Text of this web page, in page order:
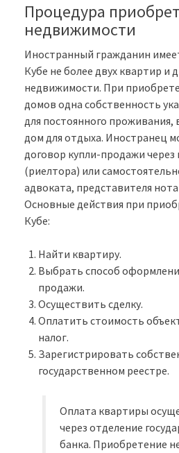
Процедура
недвижимости
Иностранный гражданин
Кубе не более двух квартир и
недвижимости. При
домов одна собственность
для постоянного проживания,
дом для отдыха. Иностранец
договор купли-продажи через
(риелтора) или
адвоката, представителя
Основные действия при
Кубе:
Найти квартиру.
Выбрать способ
продажи.
Осуществить сделку.
Оплатить стоимость
налог.
Зарегистрировать
государственном реестре.
Оплата квартиры
через отделение
банка. Приобретение